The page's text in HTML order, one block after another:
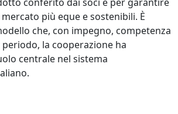
più eque e sostenibili. È
che, con impegno, competenza
la cooperazione ha
centrale nel sistema